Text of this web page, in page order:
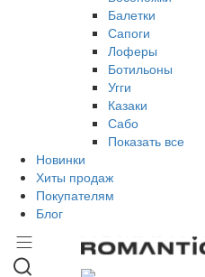
Балетки
Сапоги
Лоферы
Ботильоны
Угги
Казаки
Сабо
Показать все
Новинки
Хиты продаж
Покупателям
Блог